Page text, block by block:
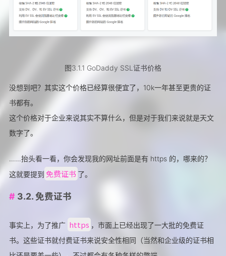
图3.1.1 GoDaddy SSL证书价格
没想到吧？其实这个价格已经算很便宜了，10k一年甚至更贵的证
书都有。
这个价格对于企业来说其实不算什么，但是对于我们来说就是天文
数字了。
……抬头看一看，你会发现我的网址前面是有 https 的，哪来的？
这就要提到 免费证书 了。
3.2. 免费证书
事实上，为了推广 https ，市面上已经出现了一大批的免费证
书。这些证书就付费证书来说安全性相同（当然和企业级的证书相